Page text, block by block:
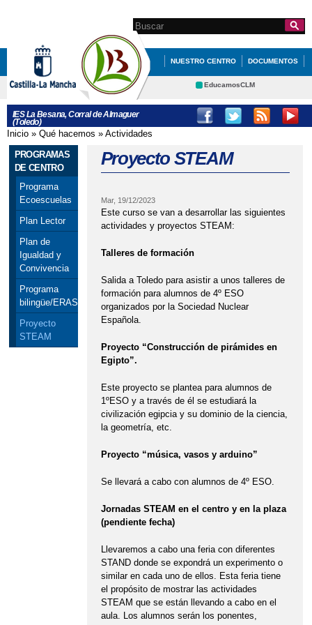
contenido
principalFormulario de
búsqueda
Search this site
NUESTRO CENTRO DOCUMENTOS
SECRETARÍA
PROGRAMAS DE CENTRO
EducamosCLM
Educación Cultura
Contacto
IES La Besana, Corral de Almaguer
(Toledo)
Se encuentra usted aquí
Inicio » Qué hacemos » Actividades
PROGRAMAS
DE CENTRO
Programa
Ecoescuelas
Plan Lector
Plan de
Igualdad y
Convivencia
Programa
bilingüe/ERASMUS+
Proyecto
STEAM
Proyecto STEAM
Mar, 19/12/2023
Este curso se van a desarrollar las siguientes
actividades y proyectos STEAM:
Talleres de formación
Salida a Toledo para asistir a unos talleres de
formación para alumnos de 4º ESO
organizados por la Sociedad Nuclear
Española.
Proyecto “Construcción de pirámides en
Egipto”.
Este proyecto se plantea para alumnos de
1ºESO y a través de él se estudiará la
civilización egipcia y su dominio de la ciencia,
la geometría, etc.
Proyecto “música, vasos y arduino”
Se llevará a cabo con alumnos de 4º ESO.
Jornadas STEAM en el centro y en la plaza
(pendiente fecha)
Llevaremos a cabo una feria con diferentes
STAND donde se expondrá un experimento o
similar en cada uno de ellos. Esta feria tiene
el propósito de mostrar las actividades
STEAM que se están llevando a cabo en el
aula. Los alumnos serán los ponentes,